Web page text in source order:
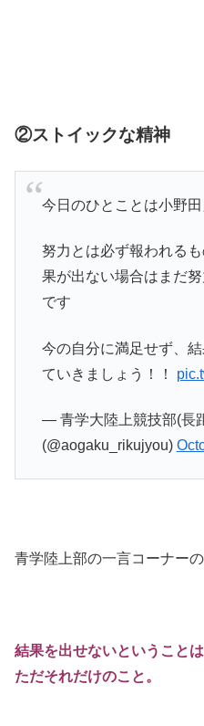
②ストイックな精神
今日のひとことは小野
努力とは必ず報われる
果が出ない場合はまだ
です
今の自分に満足せず、
ていきましょう！！
— 青学大陸上競技部(長
(@aogaku_rikujyou)
青学陸上部の一言コーナーの
結果を出せないということ
ただそれだけのこと。